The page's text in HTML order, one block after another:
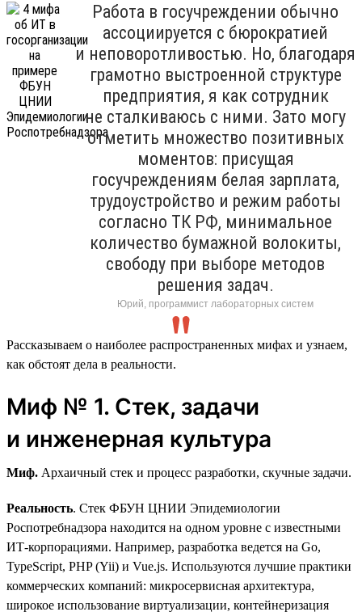
Работа в госучреждении обычно
ассоциируется с бюрократией
и неповоротливостью. Но, благодаря
грамотно выстроенной структуре
предприятия, я как сотрудник
не сталкиваюсь с ними. Зато могу
отметить множество позитивных
моментов: присущая
госучреждениям белая зарплата,
трудоустройство и режим работы
согласно ТК РФ, минимальное
количество бумажной волокиты,
свободу при выборе методов
решения задач.
Юрий, программист лабораторных систем
Рассказываем о наиболее распространенных мифах и узнаем,
как обстоят дела в реальности.
Миф № 1. Стек, задачи
и инженерная культура
Миф. Архаичный стек и процесс разработки, скучные задачи.
Реальность. Стек ФБУН ЦНИИ Эпидемиологии
Роспотребнадзора находится на одном уровне с известными
ИТ-корпорациями. Например, разработка ведется на Go,
TypeScript, PHP (Yii) и Vue.js. Используются лучшие практики
коммерческих компаний: микросервисная архитектура,
широкое использование виртуализации, контейнеризация